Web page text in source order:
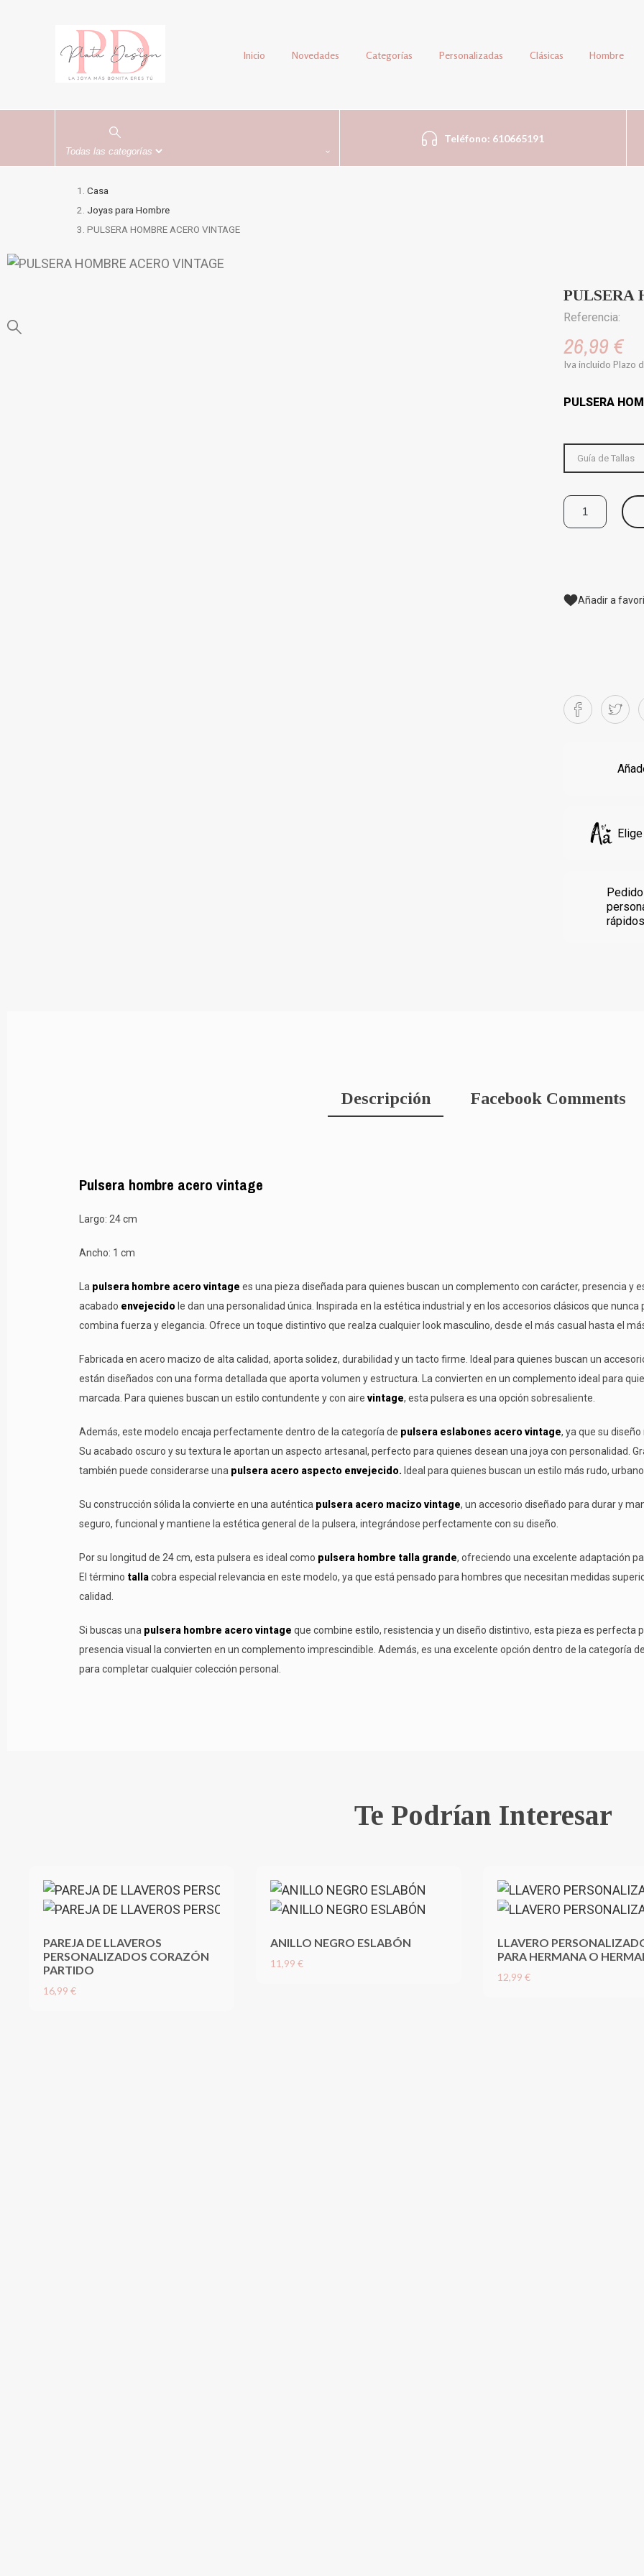
Inicio Novedades Categorías Personalizadas Clásicas Hombre
Teléfono: 610665191
Casa
Joyas para Hombre
PULSERA HOMBRE ACERO VINTAGE
PULSERA
Referencia:
26,99 €
Iva incluido Plazo
PULSERA
Guía de Tallas
Añadir a
rápidos
Descripción Facebook Comments
Pulsera hombre acero vintage
Largo: 24 cm
Ancho: 1 cm
La pulsera hombre acero vintage es una pieza diseñada para quienes buscan un complemento con carácter, presencia y
acabado envejecido le dan una personalidad única. Inspirada en la estética industrial y en los accesorios clásicos que nunca
combina fuerza y elegancia. Ofrece un toque distintivo que realza cualquier look masculino, desde el más casual hasta el
Fabricada en acero macizo de alta calidad, aporta solidez, durabilidad y un tacto firme. Ideal para quienes buscan un
están diseñados con una forma detallada que aporta volumen y estructura. La convierten en un complemento ideal para
marcada. Para quienes buscan un estilo contundente y con aire vintage, esta pulsera es una opción sobresaliente.
Además, este modelo encaja perfectamente dentro de la categoría de pulsera eslabones acero vintage, ya que su
Su acabado oscuro y su textura le aportan un aspecto artesanal, perfecto para quienes desean una joya con personalidad.
también puede considerarse una pulsera acero aspecto envejecido. Ideal para quienes buscan un estilo más rudo,
Su construcción sólida la convierte en una auténtica pulsera acero macizo vintage, un accesorio diseñado para durar y
seguro, funcional y mantiene la estética general de la pulsera, integrándose perfectamente con su diseño.
Por su longitud de 24 cm, esta pulsera es ideal como pulsera hombre talla grande, ofreciendo una excelente adaptación
El término tallacobra especial relevancia en este modelo, ya que está pensado para hombres que necesitan medidas
calidad.
Si buscas una pulsera hombre acero vintage que combine estilo, resistencia y un diseño distintivo, esta pieza es perfecta
presencia visual la convierten en un complemento imprescindible. Además, es una excelente opción dentro de la categoría de
para completar cualquier colección personal.
Te Podrían Interesar
PAREJA DE LLAVEROS
PERSONALIZADOS CORAZÓN
PARTIDO
16,99 €
ANILLO NEGRO ESLABÓN
11,99 €
LLAVERO
PARA HERMANA O
12,99 €